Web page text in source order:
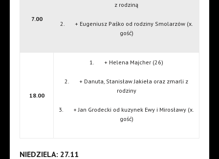
7.00
z rodziną
2. + Eugeniusz Paśko od rodziny Smolarzów (x.
gość)
18.00
1. + Helena Majcher (26)
2. + Danuta, Stanisław Jakieła oraz zmarli z
rodziny
3. + Jan Grodecki od kuzynek Ewy i Mirosławy (x.
gość)
NIEDZIELA: 27.11